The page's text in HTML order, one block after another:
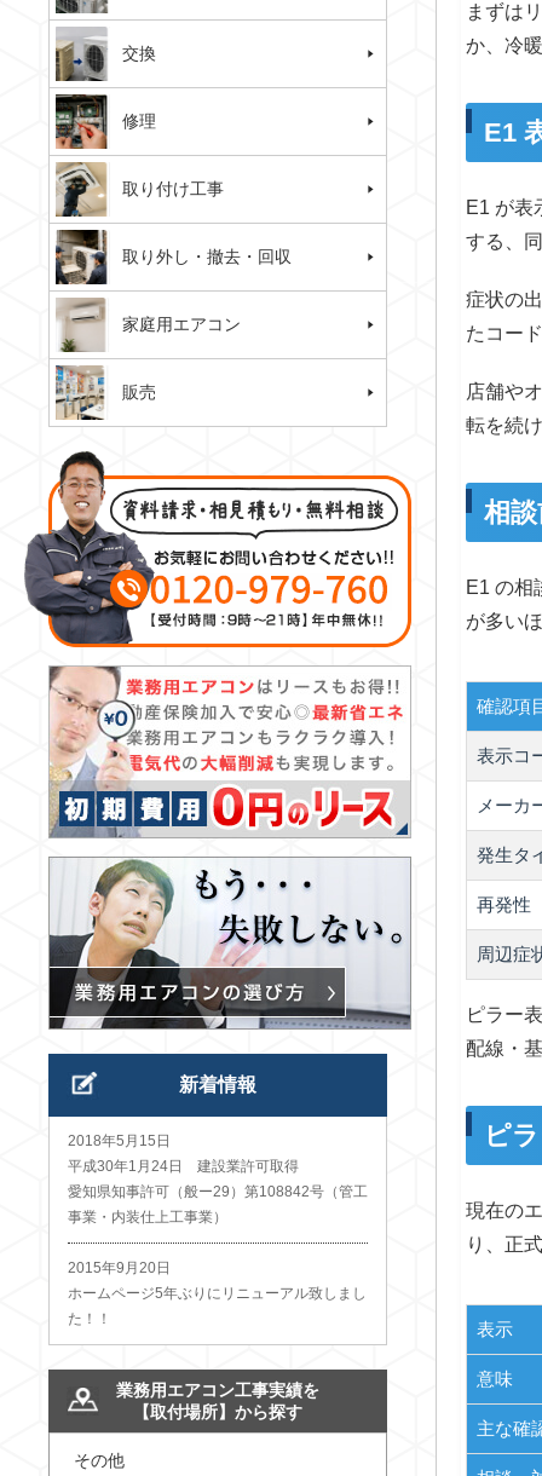
まずは
か、冷
E1
E1 が表
する、
症状の
たコー
店舗や
転を続
相
E1 の相
が多い
確認項
表示コ
メーカ
発生タ
再発性
周辺症
ピラー
配線・
ピ
現在の
り、正
表示
意味
主な確
交換
修理
取り付け工事
取り外し・撤去・回収
家庭用エアコン
販売
新着情報
2018年5月15日
平成30年1月24日 建設業許可取得
愛知県知事許可（般ー29）第108842号（管工
事業・内装仕上工事業）
2015年9月20日
ホームページ5年ぶりにリニューアル致しまし
た！！
業務用エアコン工事実績を
【取付場所】から探す
その他